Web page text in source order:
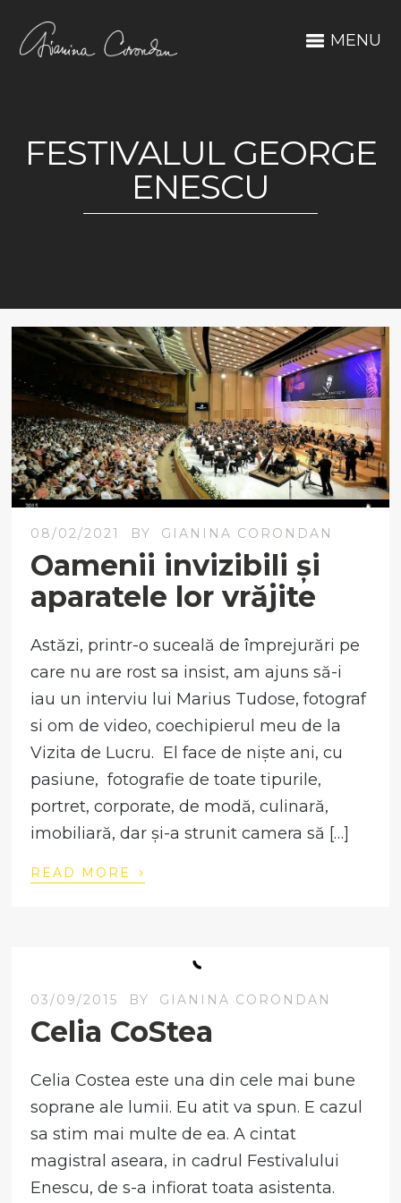
MENU
FESTIVALUL GEORGE
ENESCU
08/02/2021 BY GIANINA CORONDAN
Oamenii invizibili și
aparatele lor vrăjite
Astăzi, printr-o suceală de împrejurări pe
care nu are rost sa insist, am ajuns să-i
iau un interviu lui Marius Tudose, fotograf
si om de video, coechipierul meu de la
Vizita de Lucru. El face de niște ani, cu
pasiune, fotografie de toate tipurile,
portret, corporate, de modă, culinară,
imobiliară, dar și-a strunit camera să […]
READ MORE ›
03/09/2015 BY GIANINA CORONDAN
Celia CoStea
Celia Costea este una din cele mai bune
soprane ale lumii. Eu atit va spun. E cazul
sa stim mai multe de ea. A cintat
magistral aseara, in cadrul Festivalului
Enescu, de s-a infiorat toata asistenta.